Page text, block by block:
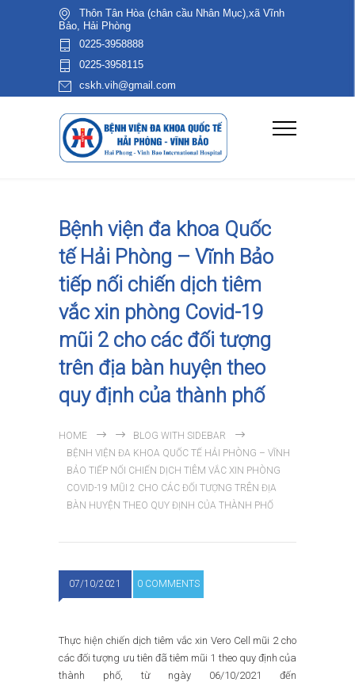
Thôn Tân Hòa (chân cầu Nhân Mục),xã Vĩnh
Bảo, Hải Phòng
0225-3958888
0225-3958115
cskh.vih@gmail.com
Bệnh viện đa khoa Quốc
tế Hải Phòng – Vĩnh Bảo
tiếp nối chiến dịch tiêm
vắc xin phòng Covid-19
mũi 2 cho các đối tượng
trên địa bàn huyện theo
quy định của thành phố
HOME
BLOG WITH SIDEBAR
BỆNH VIỆN ĐA KHOA QUỐC TẾ HẢI PHÒNG – VĨNH
BẢO TIẾP NỐI CHIẾN DỊCH TIÊM VẮC XIN PHÒNG
COVID-19 MŨI 2 CHO CÁC ĐỐI TƯỢNG TRÊN ĐỊA
BÀN HUYỆN THEO QUY ĐỊNH CỦA THÀNH PHỐ
07/10/2021 0 COMMENTS
Thực hiện chiến dịch tiêm vắc xin Vero Cell mũi 2 cho
các đối tượng ưu tiên đã tiêm mũi 1 theo quy định của
thành phố, từ ngày 06/10/2021 đến